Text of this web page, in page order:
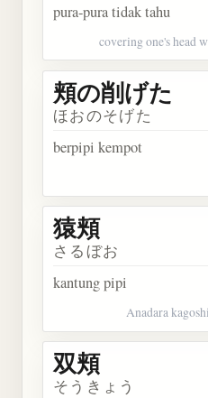
pura-pura tidak tahu
covering one's head
頬の削げた
ほおのそげた
berpipi kempot
猿頬
さるぼお
kantung pipi
Anadara
双頬
そうきょう